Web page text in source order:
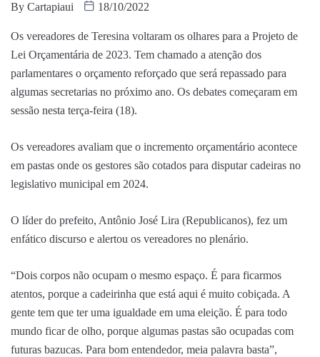
By Cartapiaui 18/10/2022
Os vereadores de Teresina voltaram os olhares para a Projeto de
Lei Orçamentária de 2023. Tem chamado a atenção dos
parlamentares o orçamento reforçado que será repassado para
algumas secretarias no próximo ano. Os debates começaram em
sessão nesta terça-feira (18).
Os vereadores avaliam que o incremento orçamentário acontece
em pastas onde os gestores são cotados para disputar cadeiras no
legislativo municipal em 2024.
O líder do prefeito, Antônio José Lira (Republicanos), fez um
enfático discurso e alertou os vereadores no plenário.
“Dois corpos não ocupam o mesmo espaço. É para ficarmos
atentos, porque a cadeirinha que está aqui é muito cobiçada. A
gente tem que ter uma igualdade em uma eleição. É para todo
mundo ficar de olho, porque algumas pastas são ocupadas com
futuras bazucas. Para bom entendedor, meia palavra basta”,